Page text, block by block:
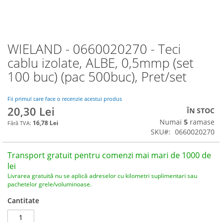
WIELAND - 0660020270 - Teci
cablu izolate, ALBE, 0,5mmp (set
100 buc) (pac 500buc), Pret/set
Fii primul care face o recenzie acestui produs
20,30 Lei
16,78 Lei
ÎN STOC
Numai 5 ramase
SKU
0660020270
Transport gratuit pentru comenzi mai mari de 1000 de
lei
Livrarea gratuită nu se aplică adreselor cu kilometri suplimentari sau
pachetelor grele/voluminoase.
Cantitate
Skip
to
the
beginning
the
images
gallery